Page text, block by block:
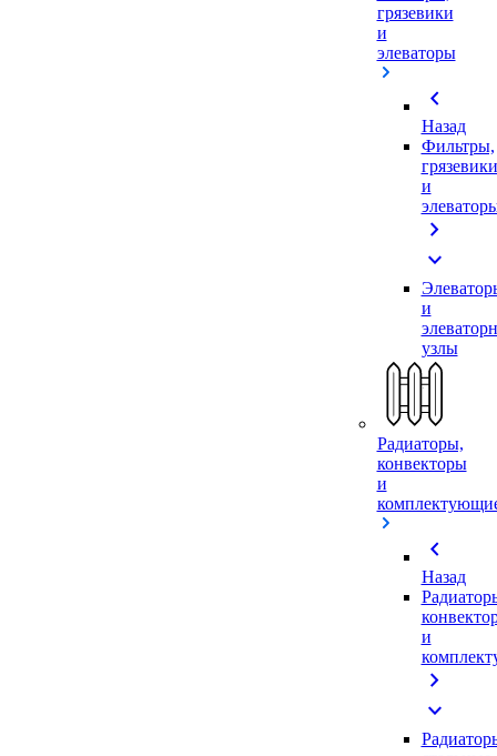
грязевики
и
элеваторы
chevron_left
Назад
Фильтры,
грязевики
и
chevron_right
expand_more
и
узлы
Радиаторы,
конвекторы
и
chevron_left
Назад
и
chevron_right
expand_more